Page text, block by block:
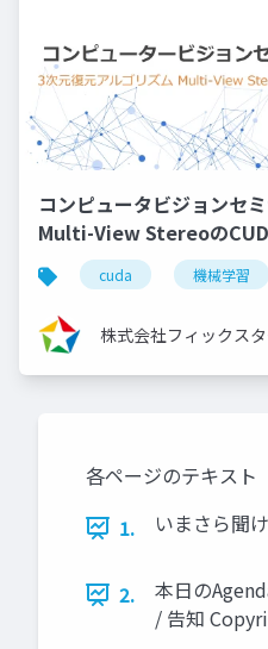
コンピュータビジョンセ
Multi-View Stereoの
（2024/8/7)
cuda 機械学習
株式会社フィックス
各ページのテキスト
1.
いまさら聞
2.
本日の
/ 告知